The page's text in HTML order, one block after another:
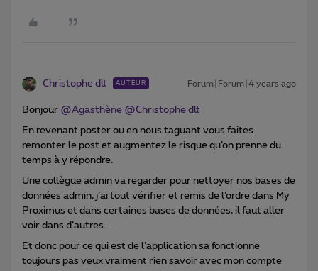
Christophe dlt AUTEUR Forum|Forum|4 years ago
Bonjour @Agasthène @Christophe dlt
En revenant poster ou en nous taguant vous faites
remonter le post et augmentez le risque qu’on prenne du
temps à y répondre.
Une collègue admin va regarder pour nettoyer nos bases de
données admin, j’ai tout vérifier et remis de l’ordre dans My
Proximus et dans certaines bases de données, il faut aller
voir dans d’autres...
Et donc pour ce qui est de l’application sa fonctionne
toujours pas veux vraiment rien savoir avec mon compte